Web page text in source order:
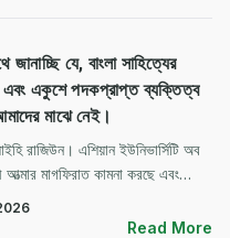
যে, বাংলা সাহিত্যের
এবং একুশে পদকপ্রাপ্ত ব্যক্তিত্ব
মাঝে নেই।
ইউনিভার্সিটি অব
আত্মার মাগফিরাত কামনা করছে এবং
প্রতি গভীর সমবেদনা জ্ঞাপন
তাঁকে রহম করুন এবং জান্নাতুল ফেরদৌস নস…
Read More